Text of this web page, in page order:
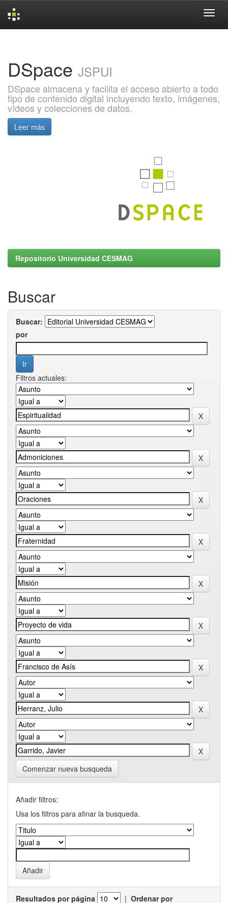
DSpace JSPUI
DSpace almacena y facilita el acceso abierto a todo
tipo de contenido digital incluyendo texto, imágenes,
vídeos y colecciones de datos.
Leer más
Repositorio Universidad CESMAG
Buscar
Buscar:
por
Filtros actuales:
Comenzar nueva busqueda
Añadir filtros:
Usa los filtros para afinar la busqueda.
Resultados por página | Ordenar por